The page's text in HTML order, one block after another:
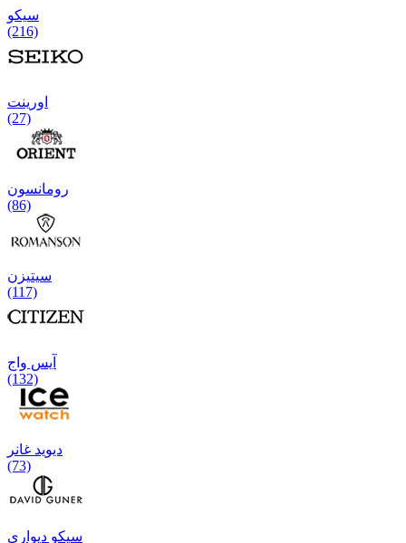
سیکو
(216)
اورینت
(27)
رومانسون
(86)
سیتیزن
(117)
آیس واج
(132)
دیوید غانر
(73)
سیکو دیواری